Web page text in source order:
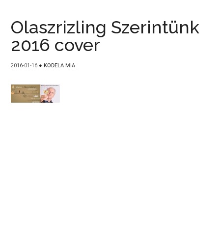
Olaszrizling Szerintünk
2016 cover
2016-01-16 ● KODELA MIA